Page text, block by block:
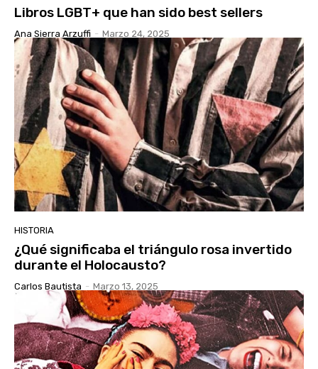
Libros LGBT+ que han sido best sellers
Ana Sierra Arzuffi - Marzo 24, 2025
HISTORIA
¿Qué significaba el triángulo rosa invertido
durante el Holocausto?
Carlos Bautista - Marzo 13, 2025